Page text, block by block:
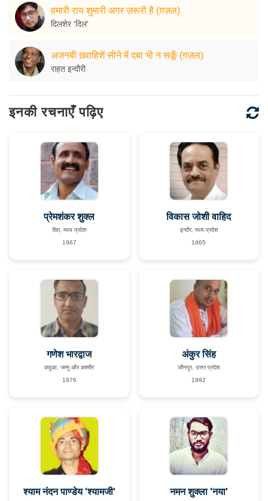
हमारी राय शुमारी अगर ज़रूरी है (ग़ज़ल)
दिलशेर 'दिल'
अजनबी ख़्वाहिशें सीने में दबा भी न सकूँ (ग़ज़ल)
राहत इन्दौरी
इनकी रचनाएँ पढ़िए
प्रेमशंकर शुक्ल
रीवा, मध्य प्रदेश
1967
विकास जोशी वाहिद
इन्दौर, मध्य प्रदेश
1965
गणेश भारद्वाज
कठुआ, जम्मू और कश्मीर
1976
अंकुर सिंह
जौनपुर, उत्तर प्रदेश
1992
श्याम नंदन पाण्डेय 'श्यामजी' नमन शुक्ला 'नया'